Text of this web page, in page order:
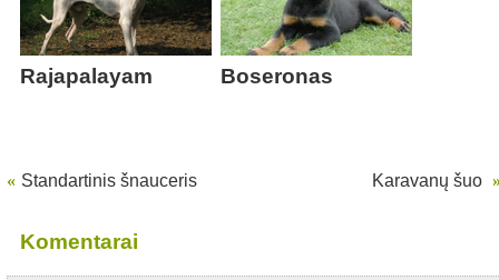
Rajapalayam Boseronas
« Standartinis šnauceris Karavanų šuo
Komentarai